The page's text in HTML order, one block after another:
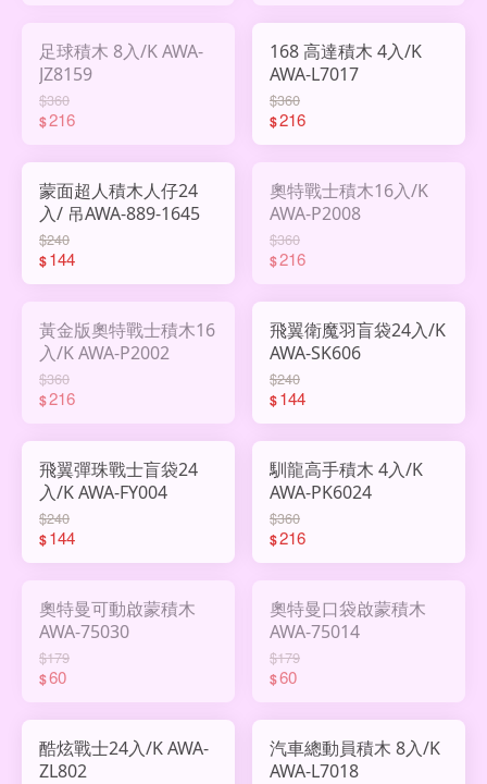
足球積木 8入/K AWA-
JZ8159
$360
$216
168 高達積木 4入/K
AWA-L7017
$360
$216
蒙面超人積木人仔24
入/ 吊AWA-889-1645
$240
$144
奧特戰士積木16入/K
AWA-P2008
$360
$216
黃金版奧特戰士積木16
入/K AWA-P2002
$360
$216
飛翼衛魔羽盲袋24入/K
AWA-SK606
$240
$144
飛翼彈珠戰士盲袋24
入/K AWA-FY004
$240
$144
馴龍高手積木 4入/K
AWA-PK6024
$360
$216
奧特曼可動啟蒙積木
AWA-75030
$179
$60
奧特曼口袋啟蒙積木
AWA-75014
$179
$60
酷炫戰士24入/K AWA-
ZL802
汽車總動員積木 8入/K
AWA-L7018